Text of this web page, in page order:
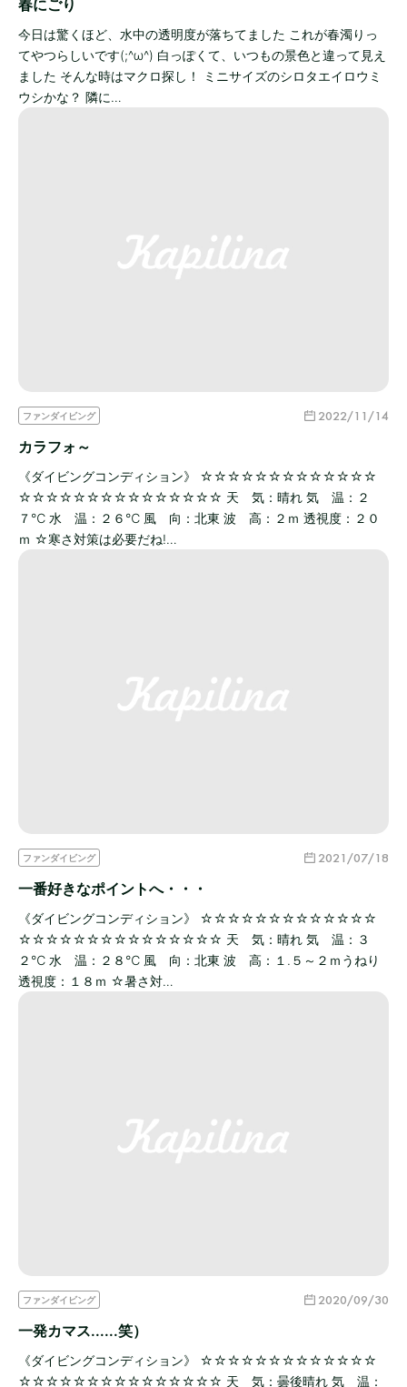
春にごり
今日は驚くほど、水中の透明度が落ちてました これが春濁りっ
てやつらしいです(;^ω^) 白っぽくて、いつもの景色と違って見え
ました そんな時はマクロ探し！ ミニサイズのシロタエイロウミ
ウシかな？ 隣に…
ファンダイビング 2022/11/14
カラフォ～
《ダイビングコンディション》 ☆☆☆☆☆☆☆☆☆☆☆☆☆
☆☆☆☆☆☆☆☆☆☆☆☆☆☆☆ 天 気：晴れ 気 温：２
７℃ 水 温：２６℃ 風 向：北東 波 高：２ｍ 透視度：２０
ｍ ☆寒さ対策は必要だね!…
ファンダイビング 2021/07/18
一番好きなポイントへ・・・
《ダイビングコンディション》 ☆☆☆☆☆☆☆☆☆☆☆☆☆
☆☆☆☆☆☆☆☆☆☆☆☆☆☆☆ 天 気：晴れ 気 温：３
２℃ 水 温：２８℃ 風 向：北東 波 高：１.５～２ｍうねり
透視度：１８ｍ ☆暑さ対…
ファンダイビング 2020/09/30
一発カマス......笑）
《ダイビングコンディション》 ☆☆☆☆☆☆☆☆☆☆☆☆☆
☆☆☆☆☆☆☆☆☆☆☆☆☆☆☆ 天 気：曇後晴れ 気 温：